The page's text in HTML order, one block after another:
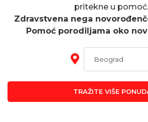
pritekne u pomoć.
Zdravstvena nega
Pomoć porodiljama oko
TRAŽITE VIŠE